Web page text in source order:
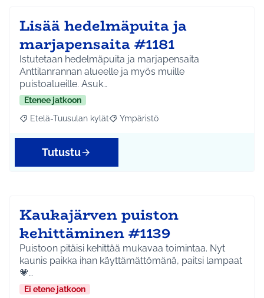
Lisää hedelmäpuita ja
marjapensaita #1181
Istutetaan hedelmäpuita ja marjapensaita
Anttilanrannan alueelle ja myös muille
puistoalueille. Asuk…
Etenee jatkoon
Rajaa tulokset aihepiirin mukaan: Etelä-Tuusulan kylät
Etelä-Tuusulan kylät Rajaa tulokset teeman mukaan:
Ympäristö
Tutustu
Kaukajärven puiston
kehittäminen #1139
Puistoon pitäisi kehittää mukavaa toimintaa. Nyt
kaunis paikka ihan käyttämättömänä, paitsi lampaat
💗…
Ei etene jatkoon